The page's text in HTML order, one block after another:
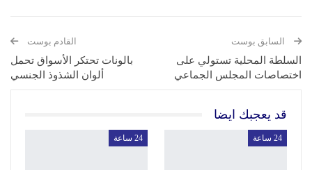
السابق بوست
السلطة المحلية تستولي على
اختصاصات المجلس الجماعي
القادم بوست
بالونات تحتكر الأسواق تحمل
ألوان الشذوذ الجنسي
قد يعجبك ايضا
24 ساعة 24 ساعة